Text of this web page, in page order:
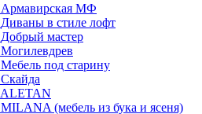
Армавирская МФ
Диваны в стиле лофт
Добрый мастер
Могилевдрев
Мебель под старину
Скайда
ALETAN
MILANA (мебель из бука и ясеня)